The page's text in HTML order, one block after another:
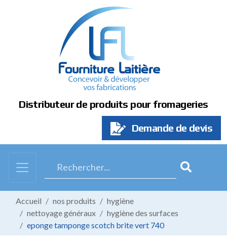
Distributeur de produits pour fromageries
Demande de devis
Accueil nos produits
hygiène
nettoyage généraux
hygiène des surfaces
eponge tamponge scotch brite vert 740
Panneau de gestion des cookies